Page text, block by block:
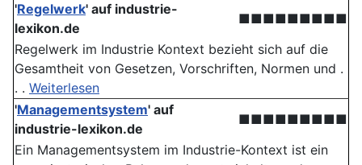
'Regelwerk' auf industrie-
lexikon.de
■■■■■■■■■
Regelwerk im Industrie Kontext bezieht sich auf die
Gesamtheit von Gesetzen, Vorschriften, Normen und .
. . Weiterlesen
'Managementsystem' auf
industrie-lexikon.de
■■■■■■■■■
Ein Managementsystem im Industrie-Kontext ist ein